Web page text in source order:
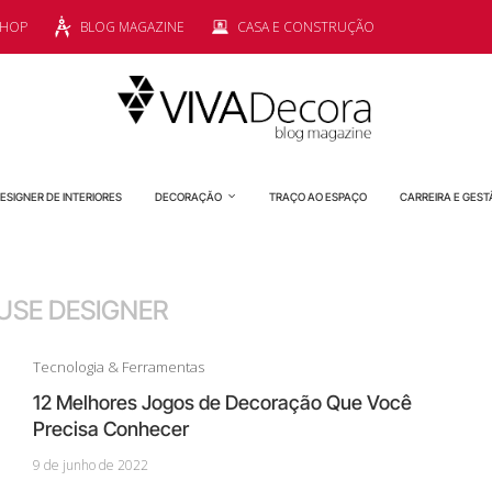
BLOG MAGAZINE CASA E CONSTRUÇÃO
DE INTERIORES DECORAÇÃO TRAÇO AO ESPAÇO CARREIRA E
DESIGNER
Tecnologia & Ferramentas
12 Melhores Jogos de Decoração Que Você
Precisa Conhecer
9 de junho de 2022